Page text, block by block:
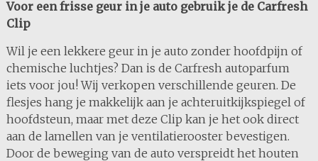
Voor een frisse geur in je auto gebruik je de Carfresh
Clip
Wil je een lekkere geur in je auto zonder hoofdpijn of
chemische luchtjes? Dan is de Carfresh autoparfum
iets voor jou! Wij verkopen verschillende geuren. De
flesjes hang je makkelijk aan je achteruitkijkspiegel of
hoofdsteun, maar met deze Clip kan je het ook direct
aan de lamellen van je ventilatierooster bevestigen.
Door de beweging van de auto verspreidt het houten